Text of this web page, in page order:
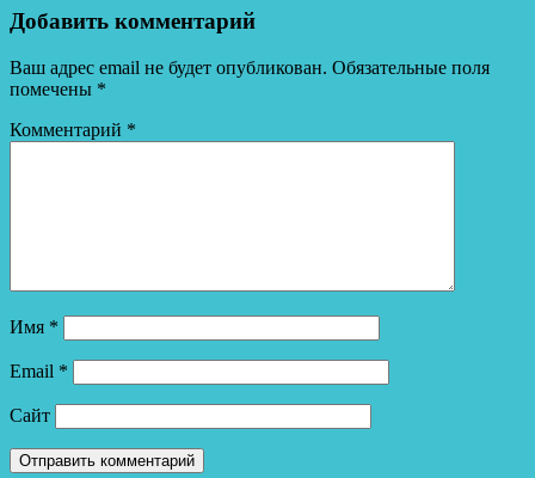
Добавить комментарий
Ваш адрес email не будет опубликован. Обязательные поля
помечены *
Комментарий *
Имя *
Email *
Сайт